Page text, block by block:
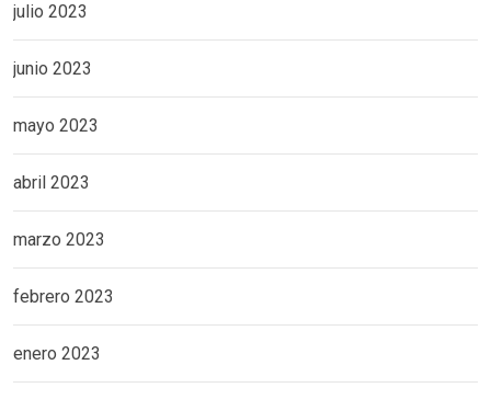
julio 2023
junio 2023
mayo 2023
abril 2023
marzo 2023
febrero 2023
enero 2023